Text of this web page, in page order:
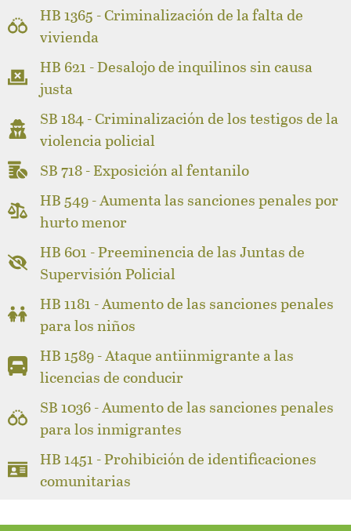
HB 1365 - Criminalización de la falta de
vivienda
HB 621 - Desalojo de inquilinos sin causa
justa
SB 184 - Criminalización de los testigos de la
violencia policial
SB 718 - Exposición al fentanilo
HB 549 - Aumenta las sanciones penales por
hurto menor
HB 601 - Preeminencia de las Juntas de
Supervisión Policial
HB 1181 - Aumento de las sanciones penales
para los niños
HB 1589 - Ataque antiinmigrante a las
licencias de conducir
SB 1036 - Aumento de las sanciones penales
para los inmigrantes
HB 1451 - Prohibición de identificaciones
comunitarias